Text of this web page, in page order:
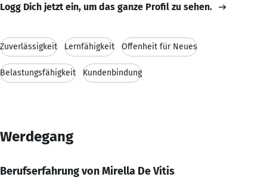
Logg Dich jetzt ein, um das ganze Profil zu sehen.
Zuverlässigkeit Lernfähigkeit Offenheit für Neues
Belastungsfähigkeit Kundenbindung
Werdegang
Berufserfahrung von Mirella De Vitis